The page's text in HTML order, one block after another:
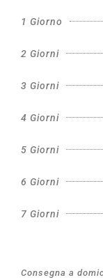
1 Giorno
2 Giorni
3 Giorni
4 Giorni
5 Giorni
6 Giorni
7 Giorni
Consegna a